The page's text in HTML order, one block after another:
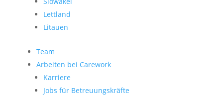
Lettland
Litauen
Team
Arbeiten bei Carework
Karriere
Jobs für Betreuungskräfte